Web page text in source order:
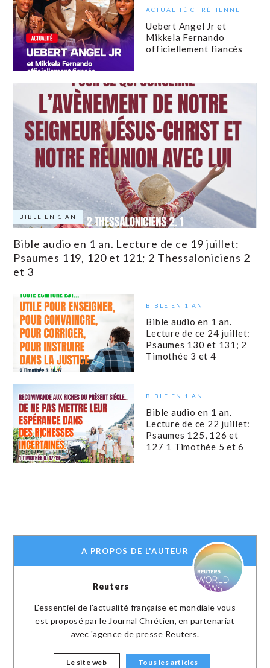
ACTUALITÉ CHRÉTIENNE
Uebert Angel Jr et
Mikkela Fernando
officiellement fiancés
BIBLE EN 1 AN
Bible audio en 1 an. Lecture de ce 19 juillet:
Psaumes 119, 120 et 121; 2 Thessaloniciens 2
et 3
BIBLE EN 1 AN
Bible audio en 1 an.
Lecture de ce 24 juillet:
Psaumes 130 et 131; 2
Timothée 3 et 4
BIBLE EN 1 AN
Bible audio en 1 an.
Lecture de ce 22 juillet:
Psaumes 125, 126 et
127 1 Timothée 5 et 6
A PROPOS DE L'AUTEUR
Reuters
L'essentiel de l'actualité française et mondiale vous
est proposé par le Journal Chrétien, en partenariat
avec 'agence de presse Reuters.
Le site web Tous les articles